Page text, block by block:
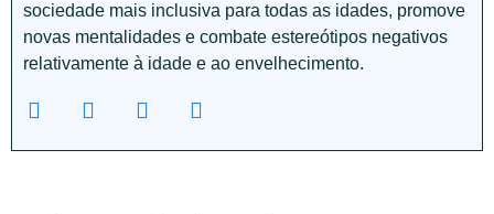
sociedade mais inclusiva para todas as idades, promove
novas mentalidades e combate estereótipos negativos
relativamente à idade e ao envelhecimento.